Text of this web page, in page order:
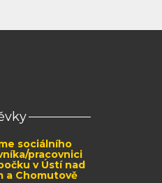
sociálního
pracovnici
v Ústí nad
a Chomutově